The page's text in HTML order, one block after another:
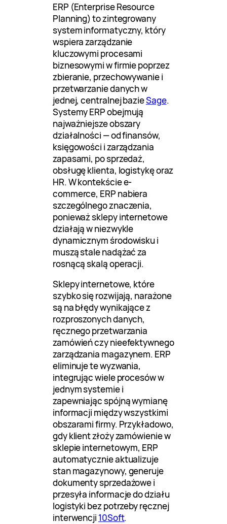
ERP (Enterprise Resource
Planning) to zintegrowany
system informatyczny, który
wspiera zarządzanie
kluczowymi procesami
biznesowymi w firmie poprzez
zbieranie, przechowywanie i
przetwarzanie danych w
jednej, centralnej bazieSage.
Systemy ERP obejmują
najważniejsze obszary
działalności — od finansów,
księgowości i zarządzania
zapasami, po sprzedaż,
obsługę klienta, logistykę oraz
HR. W kontekście e-
commerce, ERP nabiera
szczególnego znaczenia,
ponieważ sklepy internetowe
działają w niezwykle
dynamicznym środowisku i
muszą stale nadążać za
rosnącą skalą operacji.
Sklepy internetowe, które
szybko się rozwijają, narażone
są na błędy wynikające z
rozproszonych danych,
ręcznego przetwarzania
zamówień czy nieefektywnego
zarządzania magazynem. ERP
eliminuje te wyzwania,
integrując wiele procesów w
jednym systemie i
zapewniając spójną wymianę
informacji między wszystkimi
obszarami firmy. Przykładowo,
gdy klient złoży zamówienie w
sklepie internetowym, ERP
automatycznie aktualizuje
stan magazynowy, generuje
dokumenty sprzedażowe i
przesyła informacje do działu
logistyki bez potrzeby ręcznej
interwencji 10Soft.